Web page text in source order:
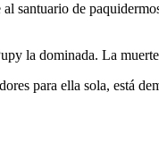
santuario de
la dominada. La
para ella sola, está